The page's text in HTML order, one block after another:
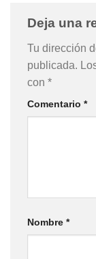
Deja una
Tu dirección
publicada.
con *
Comentario *
Nombre *